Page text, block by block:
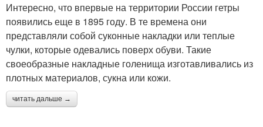
Интересно, что впервые на территории России гетры
появились еще в 1895 году. В те времена они
представляли собой суконные накладки или теплые
чулки, которые одевались поверх обуви. Такие
своеобразные накладные голенища изготавливались из
плотных материалов, сукна или кожи.
читать дальше →